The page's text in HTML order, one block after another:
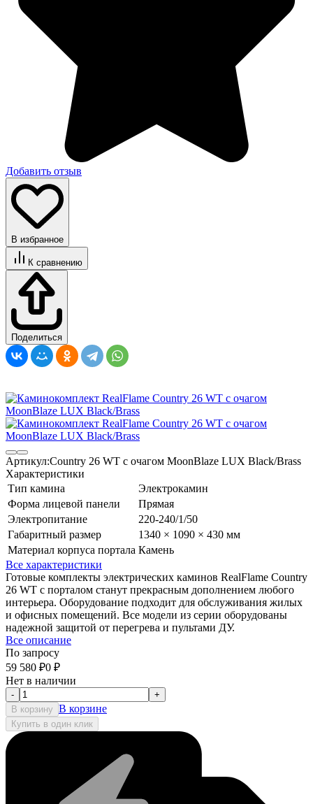
Добавить отзыв
В избранное
К сравнению
Поделиться
Артикул:Country 26 WT с очагом MoonBlaze LUX Black/Brass
Характеристики
Тип камина
Электрокамин
Форма лицевой панели
Прямая
Электропитание
220-240/1/50
Габаритный размер
1340 × 1090 × 430 мм
Материал корпуса портала Камень
Все характеристики
Готовые комплекты электрических каминов RealFlame Country
26 WT с порталом станут прекрасным дополнением любого
интерьера. Оборудование подходит для обслуживания жилых
и офисных помещений. Все модели из серии оборудованы
надежной защитой от перегрева и пультами ДУ.
Все описание
По запросу
59 580 ₽0 ₽
Нет в наличии
-
+
В корзину В корзине
Купить в один клик